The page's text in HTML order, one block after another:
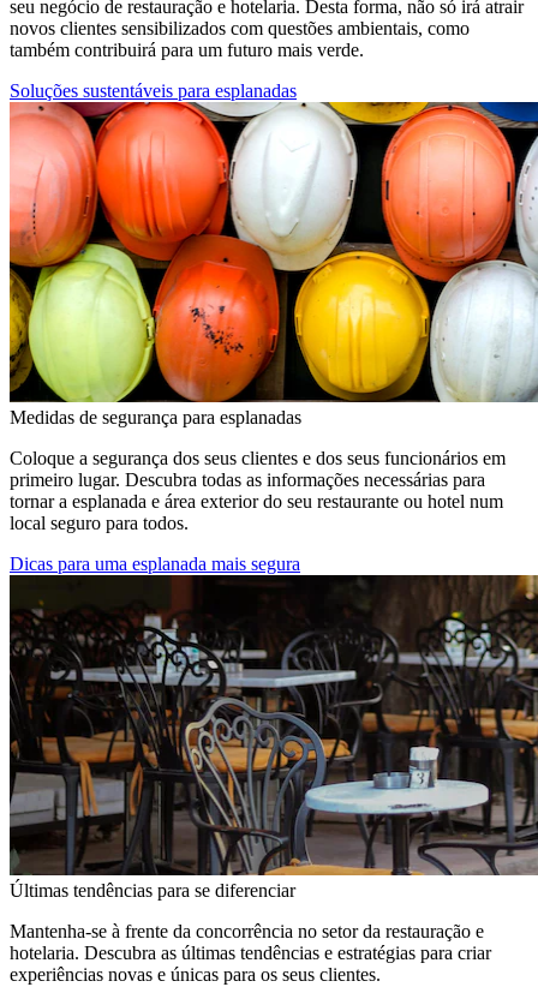
seu negócio de restauração e hotelaria. Desta forma, não só irá atrair
novos clientes sensibilizados com questões ambientais, como
também contribuirá para um futuro mais verde.
Soluções sustentáveis para esplanadas
Medidas de segurança para esplanadas
Coloque a segurança dos seus clientes e dos seus funcionários em
primeiro lugar. Descubra todas as informações necessárias para
tornar a esplanada e área exterior do seu restaurante ou hotel num
local seguro para todos.
Dicas para uma esplanada mais segura
Últimas tendências para se diferenciar
Mantenha-se à frente da concorrência no setor da restauração e
hotelaria. Descubra as últimas tendências e estratégias para criar
experiências novas e únicas para os seus clientes.